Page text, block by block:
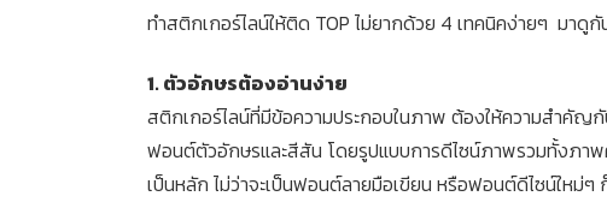
ทำสติกเกอร์ไลน์ให้ติด TOP ไม่ยากด้วย 4 เทคนิคง่ายๆ มาดูกั
1. ตัวอักษรต้องอ่านง่าย
สติกเกอร์ไลน์ที่มีข้อความประกอบในภาพ ต้องให้ความสำคัญ
ฟอนต์ตัวอักษรและสีสัน โดยรูปแบบการดีไซน์ภาพรวมทั้งภาพ
เป็นหลัก ไม่ว่าจะเป็นฟอนต์ลายมือเขียน หรือฟอนต์ดีไซน์ใหม่ๆ